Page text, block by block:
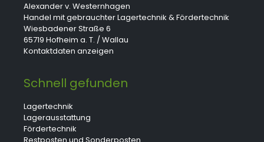
Alexander v. Westernhagen
Handel mit gebrauchter Lagertechnik & Fördertechnik
Wiesbadener Straße 6
65719 Hofheim a. T. / Wallau
Kontaktdaten anzeigen
Schnell gefunden
Lagertechnik
Lagerausstattung
Fördertechnik